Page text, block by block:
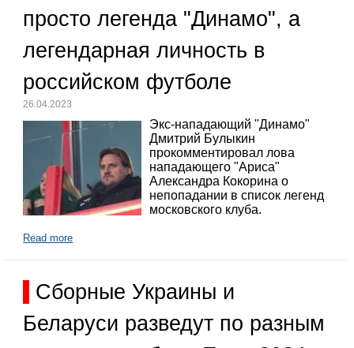
просто легенда "Динамо", а
легендарная личность в
российском футболе
26.04.2023
Экс-нападающий "Динамо"
Дмитрий Булыкин
прокомментировал лова
нападающего "Ариса"
Александра Кокорина о
непопадании в список легенд
московского клуба.
Read more
Сборные Украины и
Беларуси разведут по разным